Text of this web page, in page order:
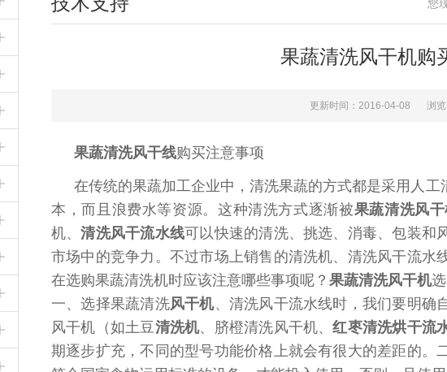
您
果蔬清洗风干机购
更新时间：2016-04-08 浏
果蔬清洗风干线购买注意事项
在传统的果蔬加工企业中，清洗果蔬的方式都是采用人
本，而且浪费水等资源。这种清洗方式逐渐被果蔬清洗风
机、清洗风干流水线可以快速的清洗、挑选、消毒、包装和
市场中的竞争力。不过市场上销售的清洗机、清洗风干流水
在选购果蔬清洗机时应该注意哪些事项呢？ 果蔬清洗风干机
一、选择果蔬清洗风干机、清洗风干流水线时，我们要明确
风干机（如土豆清洗机、脐橙清洗风干机、红枣清洗烘干流
期逐步扩充，不同的型号功能价格上就会有很大的差距的。